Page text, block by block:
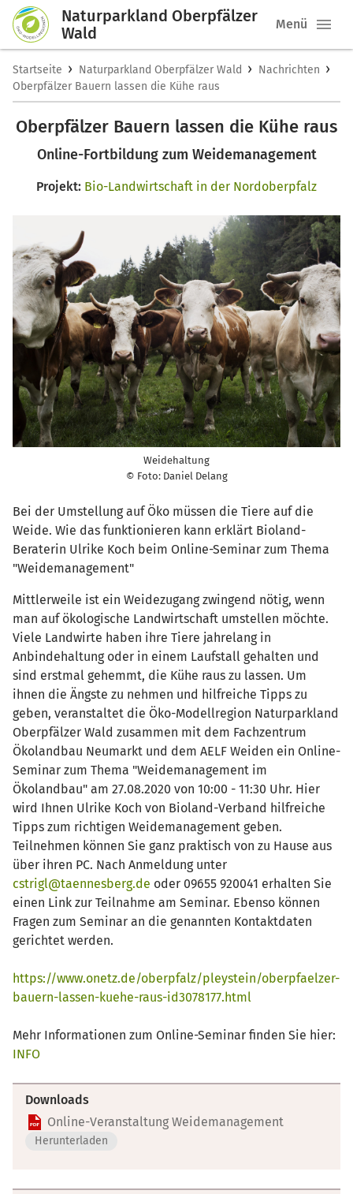
Naturparkland Oberpfälzer
Wald
Menü
Startseite › Naturparkland Oberpfälzer Wald › Nachrichten ›
Oberpfälzer Bauern lassen die Kühe raus
Oberpfälzer Bauern lassen die Kühe raus
Online-Fortbildung zum Weidemanagement
Projekt: Bio-Landwirtschaft in der Nordoberpfalz
Weidehaltung
© Foto: Daniel Delang
Bei der Umstellung auf Öko müssen die Tiere auf die
Weide. Wie das funktionieren kann erklärt Bioland-
Beraterin Ulrike Koch beim Online-Seminar zum Thema
"Weidemanagement"
Mittlerweile ist ein Weidezugang zwingend nötig, wenn
man auf ökologische Landwirtschaft umstellen möchte.
Viele Landwirte haben ihre Tiere jahrelang in
Anbindehaltung oder in einem Laufstall gehalten und
sind erstmal gehemmt, die Kühe raus zu lassen. Um
ihnen die Ängste zu nehmen und hilfreiche Tipps zu
geben, veranstaltet die Öko-Modellregion Naturparkland
Oberpfälzer Wald zusammen mit dem Fachzentrum
Ökolandbau Neumarkt und dem AELF Weiden ein Online-
Seminar zum Thema "Weidemanagement im
Ökolandbau" am 27.08.2020 von 10:00 - 11:30 Uhr. Hier
wird Ihnen Ulrike Koch von Bioland-Verband hilfreiche
Tipps zum richtigen Weidemanagement geben.
Teilnehmen können Sie ganz praktisch von zu Hause aus
über ihren PC. Nach Anmeldung unter
cstrigl@taennesberg.de oder 09655 920041 erhalten Sie
einen Link zur Teilnahme am Seminar. Ebenso können
Fragen zum Seminar an die genannten Kontaktdaten
gerichtet werden.
https://www.onetz.de/oberpfalz/pleystein/oberpfaelzer-
bauern-lassen-kuehe-raus-id3078177.html
Mehr Informationen zum Online-Seminar finden Sie hier:
INFO
Downloads
Online-Veranstaltung Weidemanagement
Herunterladen